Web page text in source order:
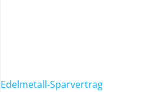
Edelmetall-Sparvertrag